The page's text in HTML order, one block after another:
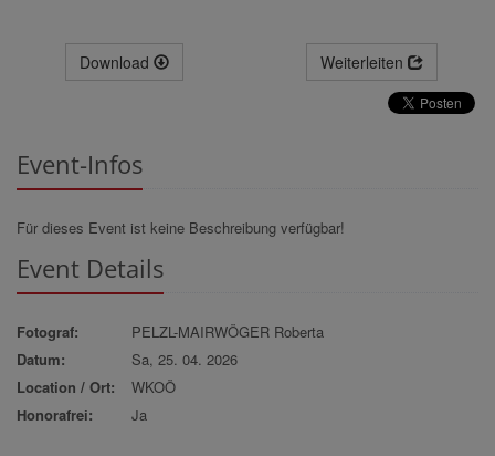
Download Weiterleiten
Event-Infos
Für dieses Event ist keine Beschreibung verfügbar!
Event Details
Fotograf:
PELZL-MAIRWÖGER Roberta
Datum:
Sa, 25. 04. 2026
Location / Ort:
WKOÖ
Honorafrei:
Ja